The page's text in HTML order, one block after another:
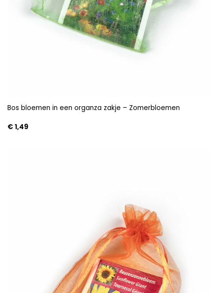
Bos bloemen in een organza zakje – Zomerbloemen
€1,49